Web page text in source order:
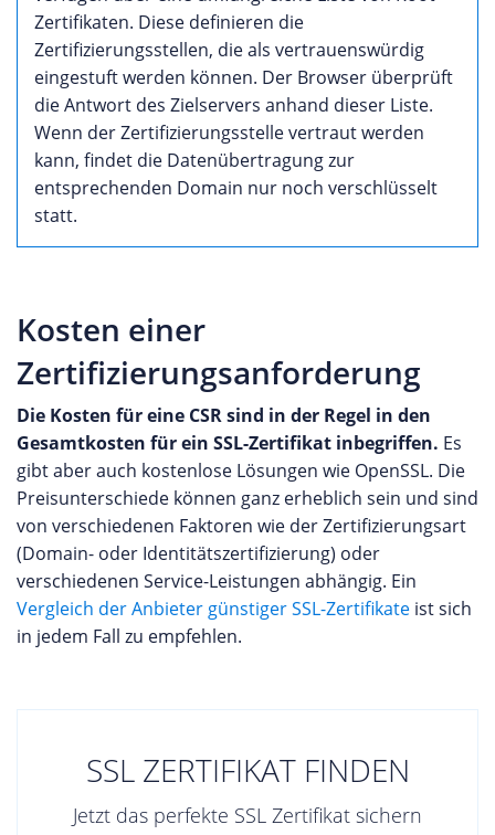
Zertifikaten. Diese definieren die
Zertifizierungsstellen, die als vertrauenswürdig
eingestuft werden können. Der Browser überprüft
die Antwort des Zielservers anhand dieser Liste.
Wenn der Zertifizierungsstelle vertraut werden
kann, findet die Datenübertragung zur
entsprechenden Domain nur noch verschlüsselt
statt.
Kosten einer
Zertifizierungsanforderung
Die Kosten für eine CSR sind in der Regel in den
Gesamtkosten für ein SSL-Zertifikat inbegriffen. Es
gibt aber auch kostenlose Lösungen wie OpenSSL. Die
Preisunterschiede können ganz erheblich sein und sind
von verschiedenen Faktoren wie der Zertifizierungsart
(Domain- oder Identitätszertifizierung) oder
verschiedenen Service-Leistungen abhängig. Ein
Vergleich der Anbieter günstiger SSL-Zertifikate ist sich
in jedem Fall zu empfehlen.
SSL ZERTIFIKAT FINDEN
Jetzt das perfekte SSL Zertifikat sichern